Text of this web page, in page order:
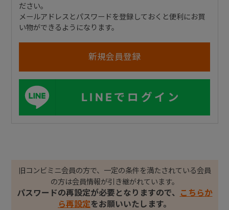
ださい。
メールアドレスとパスワードを登録しておくと便利にお買
い物ができるようになります。
LINEでログイン
旧コンビミニ会員の方で、一定の条件を満たされている会員
の方は会員情報が引き継がれています。
パスワードの再設定が必要となりますので、
こちらか
ら再設定をお願いいたします。